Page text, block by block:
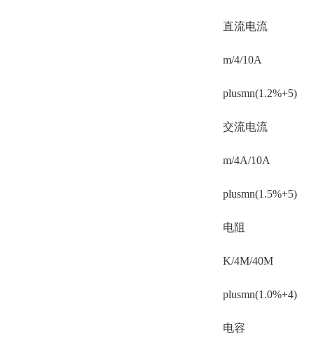
直流电流
m/4/10A
plusmn(1.2%+5)
交流电流
m/4A/10A
plusmn(1.5%+5)
电阻
K/4M/40M
plusmn(1.0%+4)
电容